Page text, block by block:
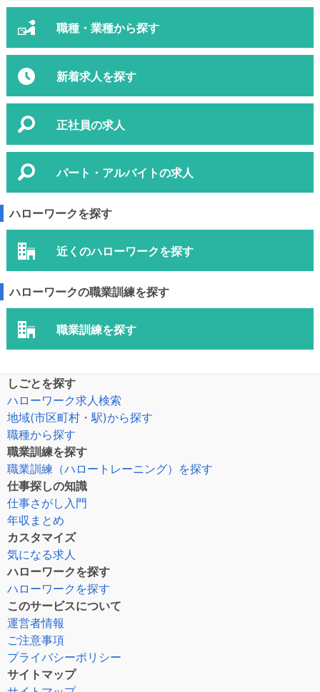
職種・業種から探す
新着求人を探す
正社員の求人
パート・アルバイトの求人
ハローワークを探す
近くのハローワークを探す
ハローワークの職業訓練を探す
職業訓練を探す
しごとを探す
ハローワーク求人検索
地域(市区町村・駅)から探す
職種から探す
職業訓練を探す
職業訓練（ハロートレーニング）を探す
仕事探しの知識
仕事さがし入門
年収まとめ
カスタマイズ
気になる求人
ハローワークを探す
ハローワークを探す
このサービスについて
運営者情報
ご注意事項
プライバシーポリシー
サイトマップ